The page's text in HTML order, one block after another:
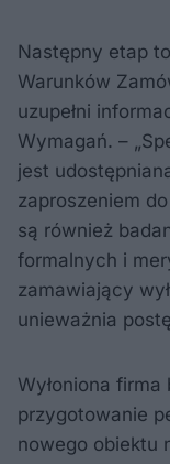
Następny etap
Warunków
uzupełni
Wymagań. –
jest
zaproszeniem
są również
formalnych i
zamawiający
unieważnia
Wyłoniona firma
przygotowanie
nowego obiektu